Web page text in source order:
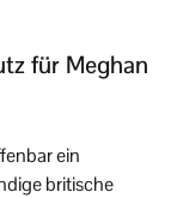
für Meghan
ein
britische